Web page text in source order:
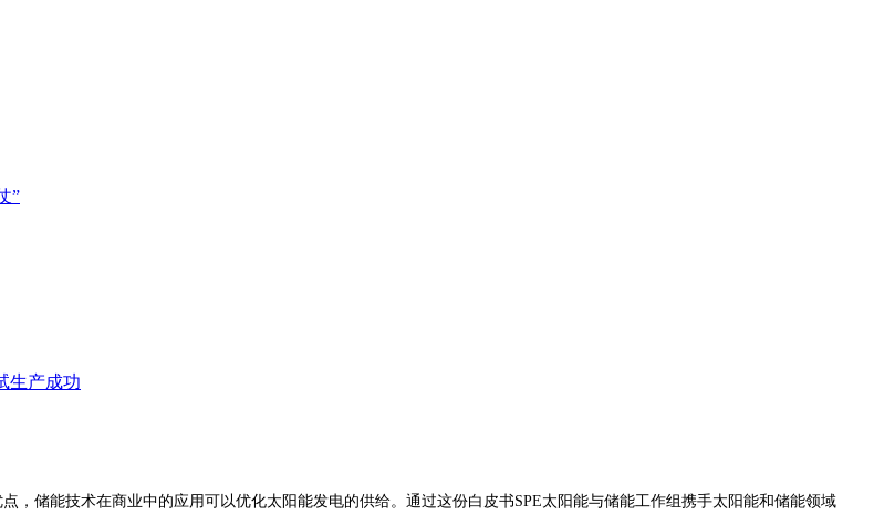
”
生产成功
储能技术在商业中的应用可以优化太阳能发电的供给。通过这份白皮书SPE太阳能与储能工作组携手太阳能和储能领域